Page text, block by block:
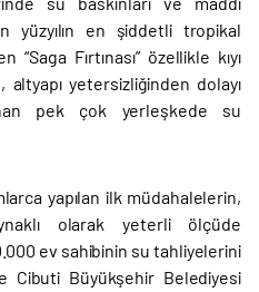
yüzyılın en şiddetli tropikal
Fırtınası” özellikle kıyı
yetersizliğinden dolayı
pek çok yerleşkede su
yapılan ilk müdahalelerin,
olarak yeterli ölçüde
ev sahibinin su tahliyelerini
Cibuti Büyükşehir Belediyesi